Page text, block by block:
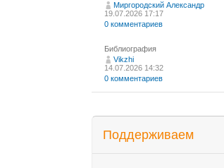
Миргородский Александр
19.07.2026 17:17
0 комментариев
Библиография
Vikzhi
14.07.2026 14:32
0 комментариев
Поддерживаем